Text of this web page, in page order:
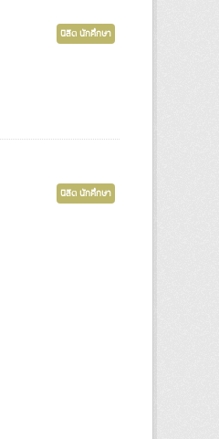
นิสิต นักศึกษา
นิสิต นักศึกษา